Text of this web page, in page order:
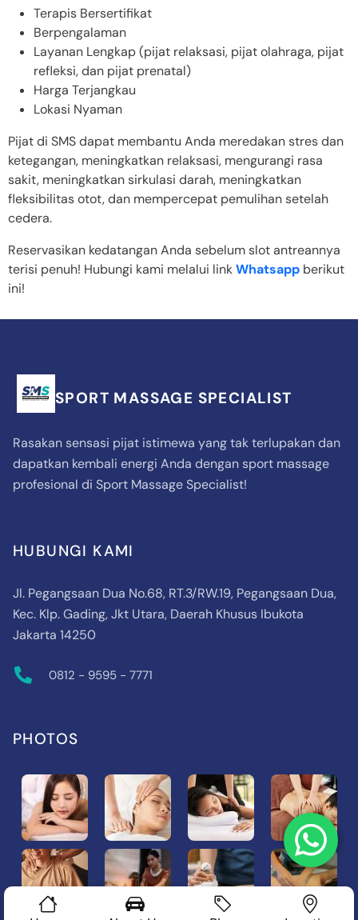
Terapis Bersertifikat
Berpengalaman
Layanan Lengkap (pijat relaksasi, pijat olahraga, pijat
refleksi, dan pijat prenatal)
Harga Terjangkau
Lokasi Nyaman
Pijat di SMS dapat membantu Anda meredakan stres dan
ketegangan, meningkatkan relaksasi, mengurangi rasa
sakit, meningkatkan sirkulasi darah, meningkatkan
fleksibilitas otot, dan mempercepat pemulihan setelah
cedera.
Reservasikan kedatangan Anda sebelum slot antreannya
terisi penuh! Hubungi kami melalui linkWhatsapp berikut
ini!
SPORT MASSAGE SPECIALIST
Rasakan sensasi pijat istimewa yang tak terlupakan dan
dapatkan kembali energi Anda dengan sport massage
profesional di Sport Massage Specialist!
HUBUNGI KAMI
Jl. Pegangsaan Dua No.68, RT.3/RW.19, Pegangsaan Dua,
Kec. Klp. Gading, Jkt Utara, Daerah Khusus Ibukota
Jakarta 14250
0812 - 9595 - 7771
PHOTOS